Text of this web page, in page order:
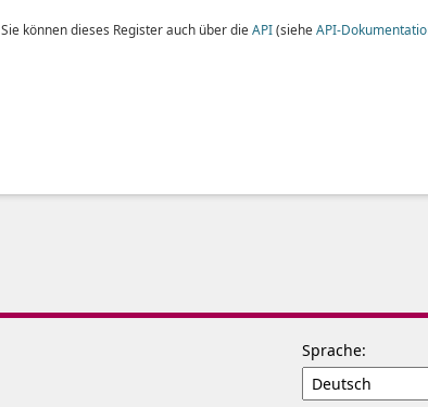
Sie können dieses Register auch über die API(siehe API-
Sprache